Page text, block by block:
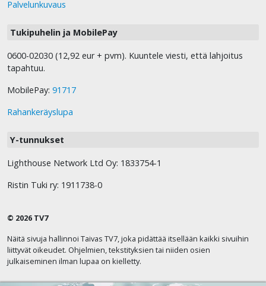
Palvelunkuvaus
Tukipuhelin ja MobilePay
0600-02030 (12,92 eur + pvm). Kuuntele viesti, että lahjoitus
tapahtuu.
MobilePay: 91717
Rahankeräyslupa
Y-tunnukset
Lighthouse Network Ltd Oy: 1833754-1
Ristin Tuki ry: 1911738-0
© 2026 TV7
Näitä sivuja hallinnoi Taivas TV7, joka pidättää itsellään kaikki sivuihin
liittyvät oikeudet. Ohjelmien, tekstityksien tai niiden osien
julkaiseminen ilman lupaa on kielletty.